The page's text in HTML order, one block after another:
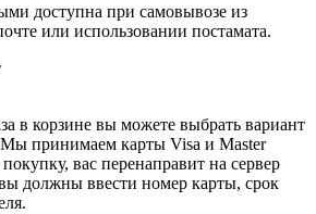
доступна при самовывозе из
или использовании постамата.
в корзине вы можете выбрать вариант
принимаем карты Visa и Master
вас перенаправит на сервер
должны ввести номер карты, срок